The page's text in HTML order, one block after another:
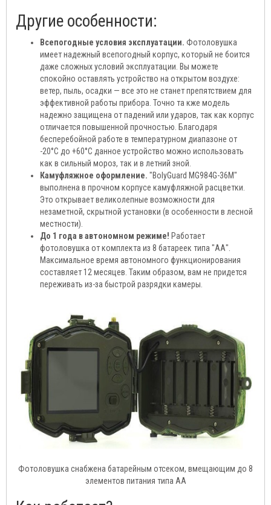
Другие особенности:
Всепогодные условия эксплуатации. Фотоловушка
имеет надежный всепогодный корпус, который не боится
даже сложных условий эксплуатации. Вы можете
спокойно оставлять устройство на открытом воздухе:
ветер, пыль, осадки — все это не станет препятствием для
эффективной работы прибора. Точно та кже модель
надежно защищена от падений или ударов, так как корпус
отличается повышенной прочностью. Благодаря
бесперебойной работе в температурном диапазоне от
-20°C до +60°C данное устройство можно использовать
как в сильный мороз, так и в летний зной.
Камуфляжное оформление. "BolyGuard MG984G-36M"
выполнена в прочном корпусе камуфляжной расцветки.
Это открывает великолепные возможности для
незаметной, скрытной установки (в особенности в лесной
местности).
До 1 года в автономном режиме! Работает
фотоловушка от комплекта из 8 батареек типа "АА".
Максимальное время автономного функционирования
составляет 12 месяцев. Таким образом, вам не придется
переживать из-за быстрой разрядки камеры.
Фотоловушка снабжена батарейным отсеком, вмещающим до 8
элементов питания типа АА